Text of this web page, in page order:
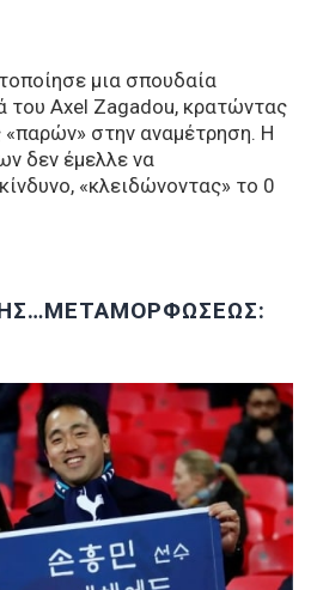
μια σπουδαία
του Axel Zagadou, κρατώντας
στην αναμέτρηση. Η
δεν έμελλε να
«κλειδώνοντας» το 0